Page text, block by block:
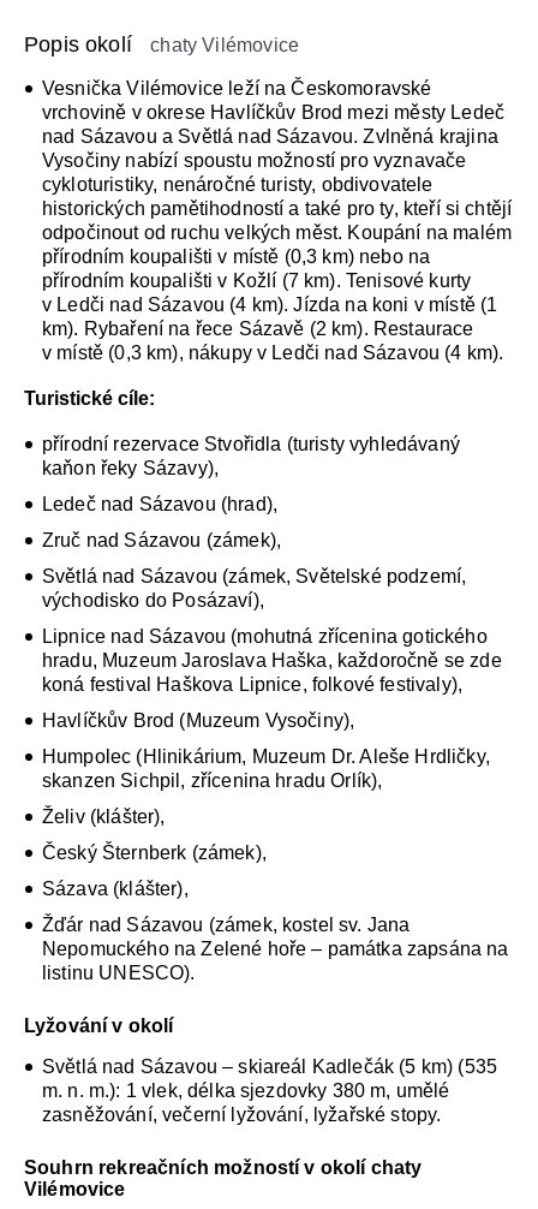
Popis okolí chaty Vilémovice
Vesnička Vilémovice leží na Českomoravské
vrchovině v okrese Havlíčkův Brod mezi městy Ledeč
nad Sázavou a Světlá nad Sázavou. Zvlněná krajina
Vysočiny nabízí spoustu možností pro vyznavače
cykloturistiky, nenáročné turisty, obdivovatele
historických pamětihodností a také pro ty, kteří si chtějí
odpočinout od ruchu velkých měst. Koupání na malém
přírodním koupališti v místě (0,3 km) nebo na
přírodním koupališti v Kožlí (7 km). Tenisové kurty
v Ledči nad Sázavou (4 km). Jízda na koni v místě (1
km). Rybaření na řece Sázavě (2 km). Restaurace
v místě (0,3 km), nákupy v Ledči nad Sázavou (4 km).
Turistické cíle:
přírodní rezervace Stvořidla (turisty vyhledávaný
kaňon řeky Sázavy),
Ledeč nad Sázavou (hrad),
Zruč nad Sázavou (zámek),
Světlá nad Sázavou (zámek, Světelské podzemí,
východisko do Posázaví),
Lipnice nad Sázavou (mohutná zřícenina gotického
hradu, Muzeum Jaroslava Haška, každoročně se zde
koná festival Haškova Lipnice, folkové festivaly),
Havlíčkův Brod (Muzeum Vysočiny),
Humpolec (Hlinikárium, Muzeum Dr. Aleše Hrdličky,
skanzen Sichpil, zřícenina hradu Orlík),
Želiv (klášter),
Český Šternberk (zámek),
Sázava (klášter),
Žďár nad Sázavou (zámek, kostel sv. Jana
Nepomuckého na Zelené hoře – památka zapsána na
listinu UNESCO).
Lyžování v okolí
Světlá nad Sázavou – skiareál Kadlečák (5 km) (535
m. n. m.): 1 vlek, délka sjezdovky 380 m, umělé
zasněžování, večerní lyžování, lyžařské stopy.
Souhrn rekreačních možností v okolí chaty
Vilémovice